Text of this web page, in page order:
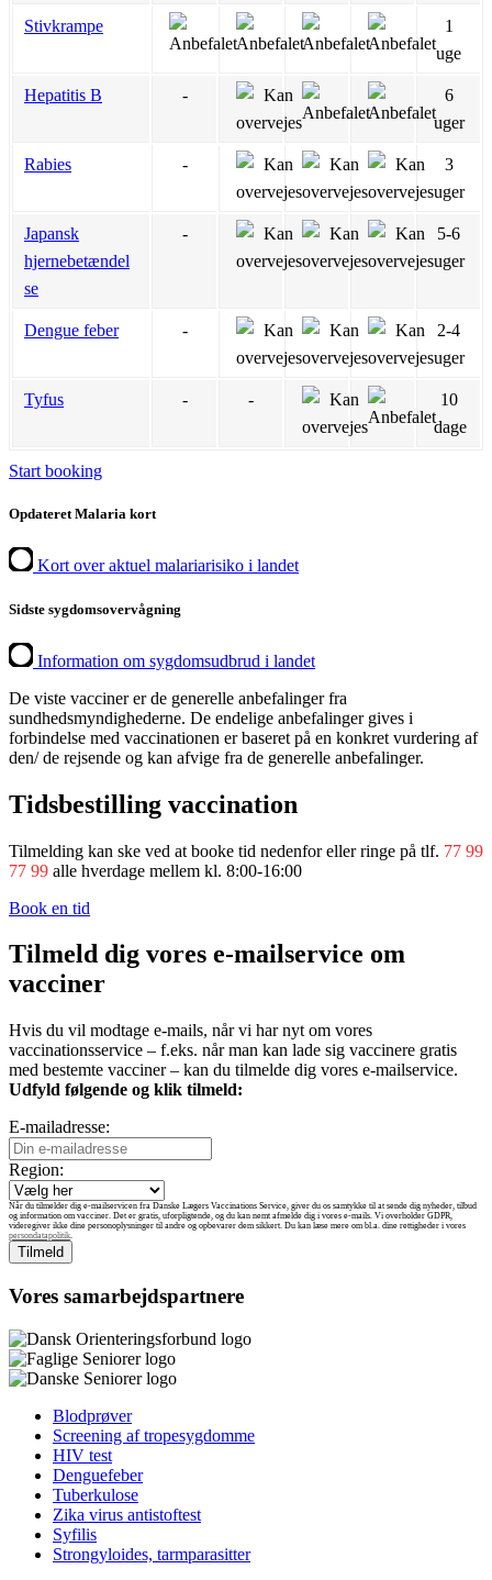
Stivkrampe
1
uge
Hepatitis B -
6
uger
Rabies -
3
uger
Japansk
hjernebetændel
se
-
5-6
uger
Dengue feber -
2-4
uger
Tyfus - -
10
dage
Start booking
Opdateret Malaria kort
Kort over aktuel malariarisiko i landet
Sidste sygdomsovervågning
Information om sygdomsudbrud i landet
De viste vacciner er de generelle anbefalinger fra
sundhedsmyndighederne. De endelige anbefalinger gives i
forbindelse med vaccinationen er baseret på en konkret vurdering af
den/ de rejsende og kan afvige fra de generelle anbefalinger.
Tidsbestilling vaccination
Tilmelding kan ske ved at booke tid nedenfor eller ringe på tlf. 77 99
77 99 alle hverdage mellem kl. 8:00-16:00
Book en tid
Tilmeld dig vores e-mailservice om
vacciner
Hvis du vil modtage e-mails, når vi har nyt om vores
vaccinationsservice – f.eks. når man kan lade sig vaccinere gratis
med bestemte vacciner – kan du tilmelde dig vores e-mailservice.
Udfyld følgende og klik tilmeld:
E-mailadresse:
Region:
Når du tilmelder dig e-mailservicen fra Danske Lægers Vaccinations Service, giver du os samtykke til at sende dig nyheder, tilbud
og information om vacciner. Det er gratis, uforpligtende, og du kan nemt afmelde dig i vores e-mails. Vi overholder GDPR,
videregiver ikke dine personoplysninger til andre og opbevarer dem sikkert. Du kan læse mere om bl.a. dine rettigheder i vores
persondatapolitik.
Vores samarbejdspartnere
Blodprøver
Screening af tropesygdomme
HIV test
Denguefeber
Tuberkulose
Zika virus antistoftest
Syfilis
Strongyloides, tarmparasitter